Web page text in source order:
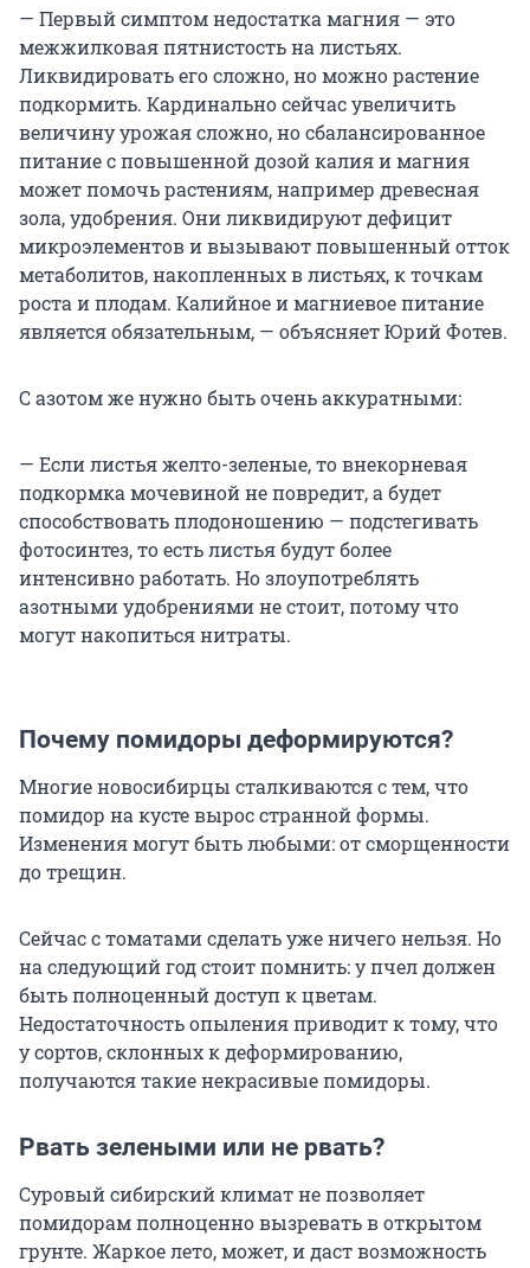
— Первый симптом недостатка магния — это
межжилковая пятнистость на листьях.
Ликвидировать его сложно, но можно растение
подкормить. Кардинально сейчас увеличить
величину урожая сложно, но сбалансированное
питание с повышенной дозой калия и магния
может помочь растениям, например древесная
зола, удобрения. Они ликвидируют дефицит
микроэлементов и вызывают повышенный отток
метаболитов, накопленных в листьях, к точкам
роста и плодам. Калийное и магниевое питание
является обязательным, — объясняет Юрий Фотев.
С азотом же нужно быть очень аккуратными:
— Если листья желто-зеленые, то внекорневая
подкормка мочевиной не повредит, а будет
способствовать плодоношению — подстегивать
фотосинтез, то есть листья будут более
интенсивно работать. Но злоупотреблять
азотными удобрениями не стоит, потому что
могут накопиться нитраты.
Почему помидоры деформируются?
Многие новосибирцы сталкиваются с тем, что
помидор на кусте вырос странной формы.
Изменения могут быть любыми: от сморщенности
до трещин.
Сейчас с томатами сделать уже ничего нельзя. Но
на следующий год стоит помнить: у пчел должен
быть полноценный доступ к цветам.
Недостаточность опыления приводит к тому, что
у сортов, склонных к деформированию,
получаются такие некрасивые помидоры.
Рвать зелеными или не рвать?
Суровый сибирский климат не позволяет
помидорам полноценно вызревать в открытом
грунте. Жаркое лето, может, и даст возможность